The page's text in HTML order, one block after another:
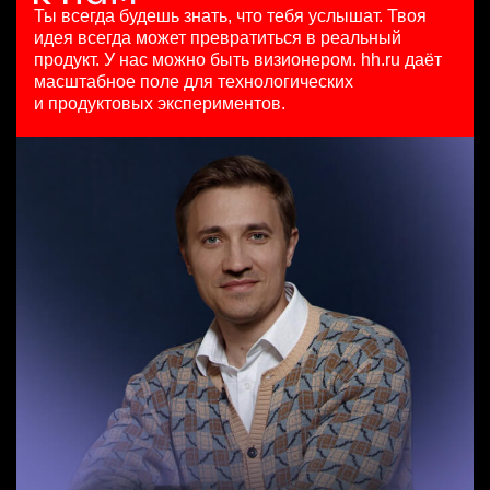
3 авг. 2026
з/п не указана
Москва
HeadHunter::Коммерческий департамент
15000000 so'm
Менеджер по продажам B2B (сегмент SMB)
HeadHunter::Телефонные продажи
29 июл. 2026
з/п не указана
Москва
Продуктовый маркетолог b2b, брендинговые продукты
HeadHunter::Департамент маркетинга
20 июл. 2026
з/п не указана
Москва
Ты всегда будешь знать, что тебя услышат. Твоя
идея всегда может превратиться в реальный
продукт. У нас можно быть визионером. hh.ru даёт
масштабное поле для технологических
и продуктовых экспериментов.